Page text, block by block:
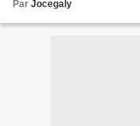
Par Jocegaly